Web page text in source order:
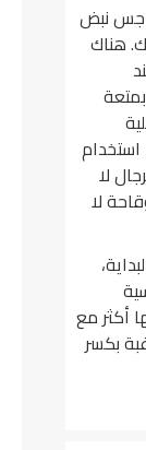
جس نبض
هناك
استخدام
لا
لا
أكثر مع
بكسر